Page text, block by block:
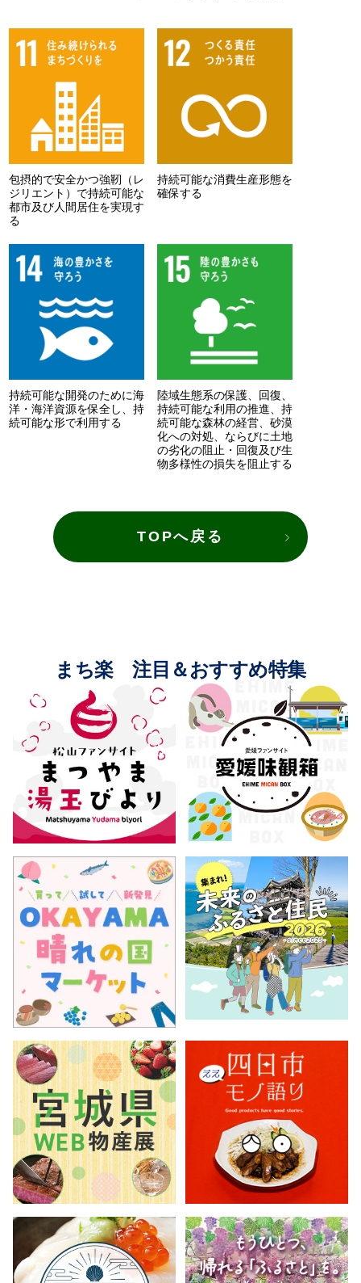
包摂的で安全かつ強靭（レ
ジリエント）で持続可能な
都市及び人間居住を実現す
る
持続可能な消費生産形態を
確保する
持続可能な開発のために海
洋・海洋資源を保全し、持
続可能な形で利用する
陸域生態系の保護、回復、
持続可能な利用の推進、持
続可能な森林の経営、砂漠
化への対処、ならびに土地
の劣化の阻止・回復及び生
物多様性の損失を阻止する
TOPへ戻る
まち楽 注目＆おすすめ特集